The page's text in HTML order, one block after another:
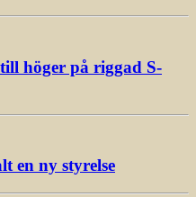
höger på riggad S-
en ny styrelse